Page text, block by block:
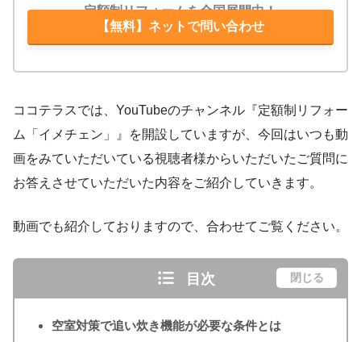
定額制リフォームを全国展開中！
【無料】ネットで問い合わせ
ココテラスでは、YouTubeのチャンネル『定額制リフォー
ム「イメチェン」』を開設していますが、今回はいつも動
画をみていただいている視聴者様からいただいたご質問に
お答えさせていただいた内容をご紹介していきます。
動画でも紹介しておりますので、合わせてご覧ください。
目次 閉じる
空室対策で追い炊き機能が必要な条件とは